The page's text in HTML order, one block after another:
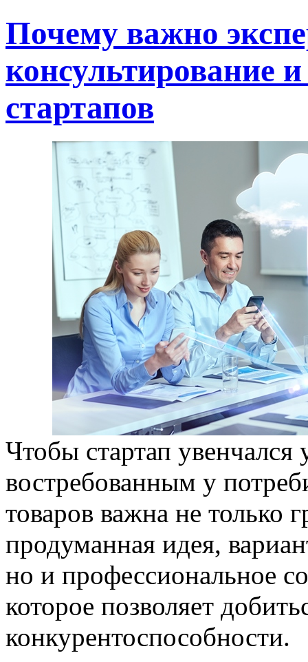
Почему важно
консультирование
стартапов
Чтобы стартап
востребованным у
товаров важна не только
продуманная идея,
но и профессиональное
которое позволяет
конкурентоспособности.